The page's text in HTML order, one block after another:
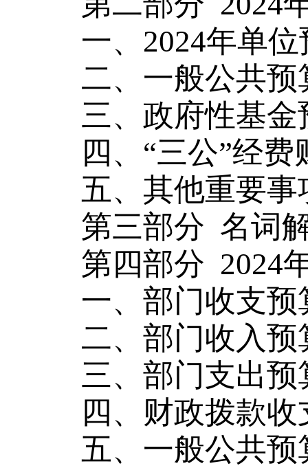
一、 2024年单
二、一般公共
三、政府性基
四、 “三公”经
五、其他重要
第三部分 名词
第四部分 2024
一、部门收支
二、部门收入
三、部门支出
四、财政拨款
五、一般公共